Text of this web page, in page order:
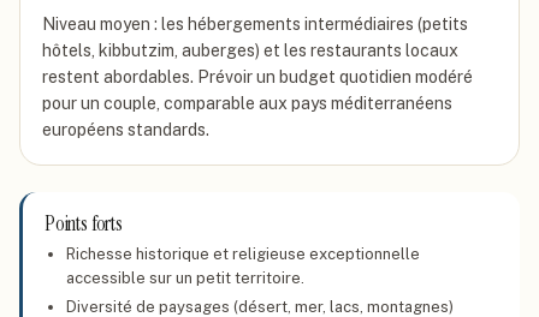
Niveau moyen : les hébergements intermédiaires (petits
hôtels, kibbutzim, auberges) et les restaurants locaux
restent abordables. Prévoir un budget quotidien modéré
pour un couple, comparable aux pays méditerranéens
européens standards.
Points forts
Richesse historique et religieuse exceptionnelle
accessible sur un petit territoire.
Diversité de paysages (désert, mer, lacs, montagnes)